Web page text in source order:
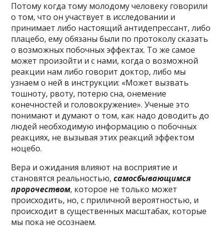
Потому когда тому молодому человеку говорили
о том, что он участвует в исследовании и
принимает либо настоящий антидепрессант, либо
плацебо, ему обязаны были по протоколу сказать
о возможных побочных эффектах. То же самое
может произойти и с нами, когда о возможной
реакции нам либо говорит доктор, либо мы
узнаем о ней в инструкции: «Может вызвать
тошноту, рвоту, потерю сна, онемение
конечностей и головокружение». Ученые это
понимают и думают о том, как надо доводить до
людей необходимую информацию о побочных
реакциях, не вызывая этих реакций эффектом
ноцебо.
Вера и ожидания влияют на восприятие и
становятся реальностью,самосбывающимся
пророчеством, которое не только может
происходить, но, с приличной вероятностью, и
происходит в существенных масштабах, которые
мы пока не осознаем.